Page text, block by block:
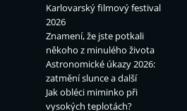
Karlovarský filmový festival
2026
Znamení, že jste potkali
někoho z minulého života
Astronomické úkazy 2026:
zatmění slunce a další
Jak obléci miminko při
vysokých teplotách?